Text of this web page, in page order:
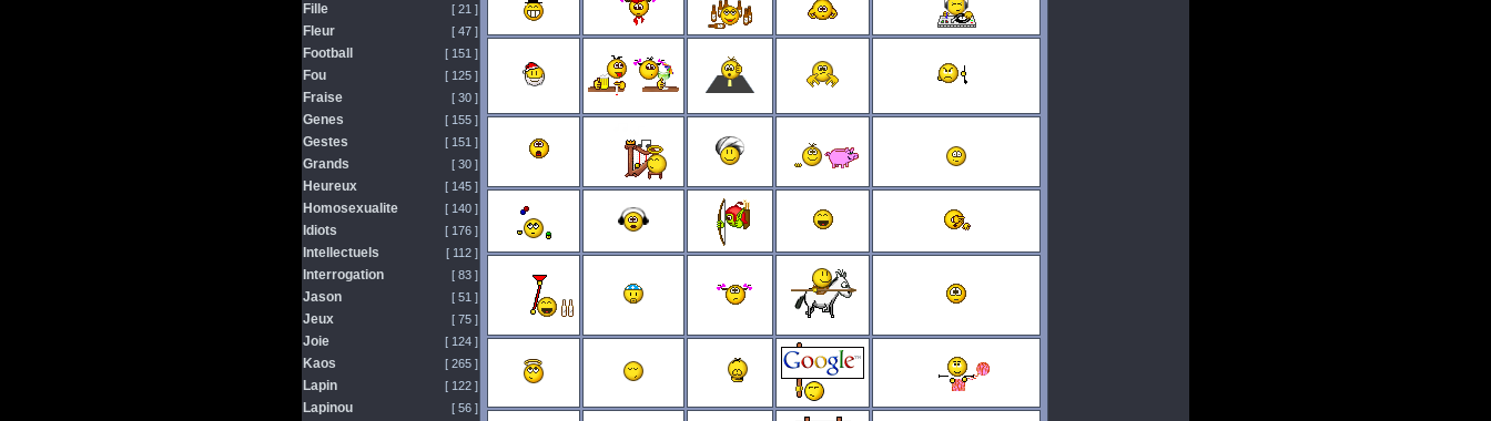
Fille [ 21 ]
Fleur [ 47 ]
Football [ 151 ]
Fou [ 125 ]
Fraise [ 30 ]
Genes [ 155 ]
Gestes [ 151 ]
Grands [ 30 ]
Heureux [ 145 ]
Homosexualite [ 140 ]
Idiots [ 176 ]
Intellectuels [ 112 ]
Interrogation [ 83 ]
Jason [ 51 ]
Jeux [ 75 ]
Joie [ 124 ]
Kaos [ 265 ]
Lapin [ 122 ]
Lapinou [ 56 ]